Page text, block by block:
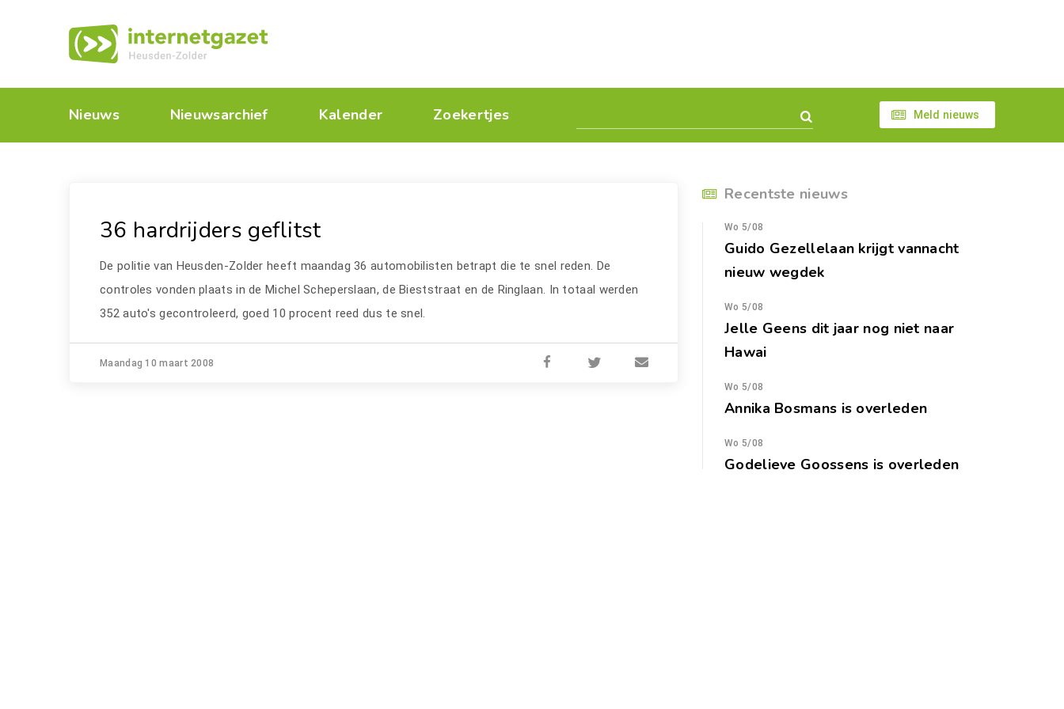
Nieuws Nieuwsarchief Kalender Zoekertjes Meld nieuws
36 hardrijders geflitst
De politie van Heusden-Zolder heeft maandag 36 automobilisten betrapt die te snel reden. De
controles vonden plaats in de Michel Scheperslaan, de Bieststraat en de Ringlaan. In totaal werden
352 auto's gecontroleerd, goed 10 procent reed dus te snel.
Maandag 10 maart 2008
Recentste nieuws
Wo 5/08
Guido Gezellelaan krijgt vannacht
nieuw wegdek
Wo 5/08
Jelle Geens dit jaar nog niet naar
Hawai
Wo 5/08
Annika Bosmans is overleden
Wo 5/08
Godelieve Goossens is overleden